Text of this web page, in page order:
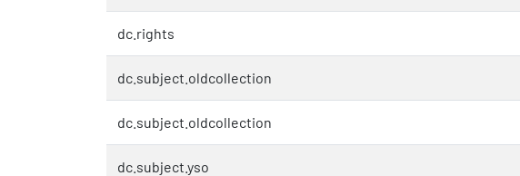
dc.rights
dc.subject.oldcollection
dc.subject.oldcollection
dc.subject.yso